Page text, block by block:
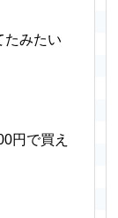
たみたい
円で買え